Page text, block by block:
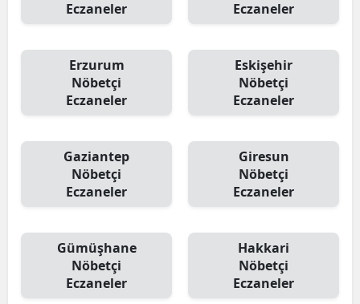
Eczaneler
Eczaneler
Erzurum
Nöbetçi
Eczaneler
Eskişehir
Nöbetçi
Eczaneler
Gaziantep
Nöbetçi
Eczaneler
Giresun
Nöbetçi
Eczaneler
Gümüşhane
Nöbetçi
Eczaneler
Hakkari
Nöbetçi
Eczaneler